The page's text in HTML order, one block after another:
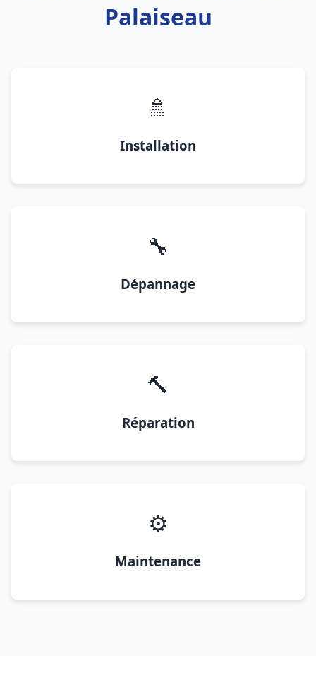
Palaiseau
🚿
Installation
🔧
Dépannage
🔨
Réparation
⚙️
Maintenance